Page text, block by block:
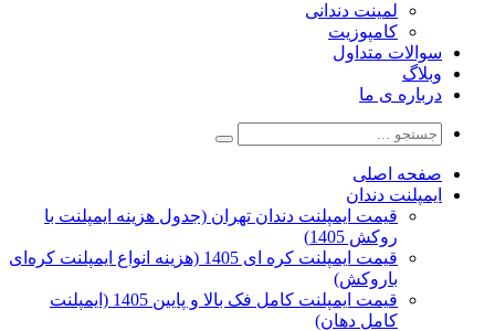
لمینت دندانی
کامپوزیت
سوالات متداول
وبلاگ
درباره ی ما
صفحه اصلی
ایمپلنت دندان
قیمت ایمپلنت دندان تهران (جدول هزینه ایمپلنت با
روکش 1405)
قیمت ایمپلنت کره ای‌ 1405 (هزینه انواع ایمپلنت کره‌ای
با‌روکش)
قیمت ایمپلنت کامل فک بالا و پایین 1405 (ایمپلنت
کامل دهان)